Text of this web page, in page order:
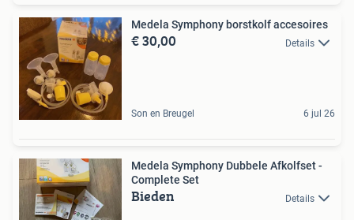
Medela Symphony borstkolf accesoires
€ 30,00 Details
Son en Breugel 6 jul 26
Medela Symphony Dubbele Afkolfset -
Complete Set
Bieden Details